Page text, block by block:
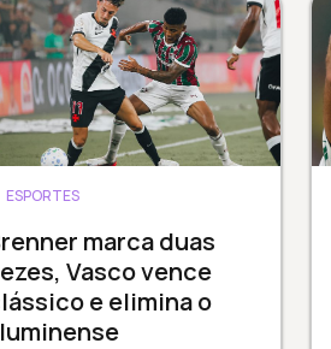
ESPORTES
marca duas
Vasco vence
e elimina o